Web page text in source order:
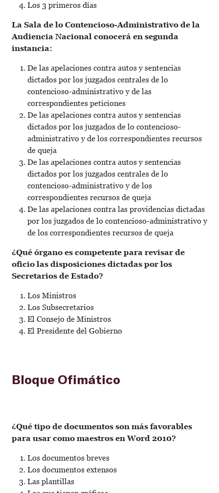
Los 3 primeros días
La Sala de lo Contencioso-Administrativo de la
Audiencia Nacional conocerá en segunda
instancia:
De las apelaciones contra autos y sentencias
dictados por los juzgados centrales de lo
contencioso-administrativo y de las
correspondientes peticiones
De las apelaciones contra autos y sentencias
dictados por los juzgados de lo contencioso-
administrativo y de los correspondientes recursos
de queja
De las apelaciones contra autos y sentencias
dictados por los juzgados centrales de lo
contencioso-administrativo y de los
correspondientes recursos de queja
De las apelaciones contra las providencias dictadas
por los juzgados de lo contencioso-administrativo y
de los correspondientes recursos de queja
¿Qué órgano es competente para revisar de
oficio las disposiciones dictadas por los
Secretarios de Estado?
Los Ministros
Los Subsecretarios
El Consejo de Ministros
El Presidente del Gobierno
Bloque Ofimático
¿Qué tipo de documentos son más favorables
para usar como maestros en Word 2010?
Los documentos breves
Los documentos extensos
Las plantillas